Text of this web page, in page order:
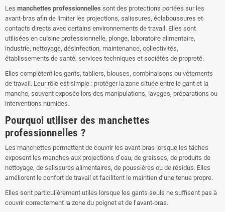
Les manchettes professionnelles sont des protections portées sur les
avant-bras afin de limiter les projections, salissures, éclaboussures et
contacts directs avec certains environnements de travail. Elles sont
utilisées en cuisine professionnelle, plonge, laboratoire alimentaire,
industrie, nettoyage, désinfection, maintenance, collectivités,
établissements de santé, services techniques et sociétés de propreté.
Elles complètent les gants, tabliers, blouses, combinaisons ou vêtements
de travail. Leur rôle est simple : protéger la zone située entre le gant et la
manche, souvent exposée lors des manipulations, lavages, préparations ou
interventions humides.
Pourquoi utiliser des manchettes
professionnelles ?
Les manchettes permettent de couvrir les avant-bras lorsque les tâches
exposent les manches aux projections d’eau, de graisses, de produits de
nettoyage, de salissures alimentaires, de poussières ou de résidus. Elles
améliorent le confort de travail et facilitent le maintien d’une tenue propre.
Elles sont particulièrement utiles lorsque les gants seuls ne suffisent pas à
couvrir correctement la zone du poignet et de l’avant-bras.